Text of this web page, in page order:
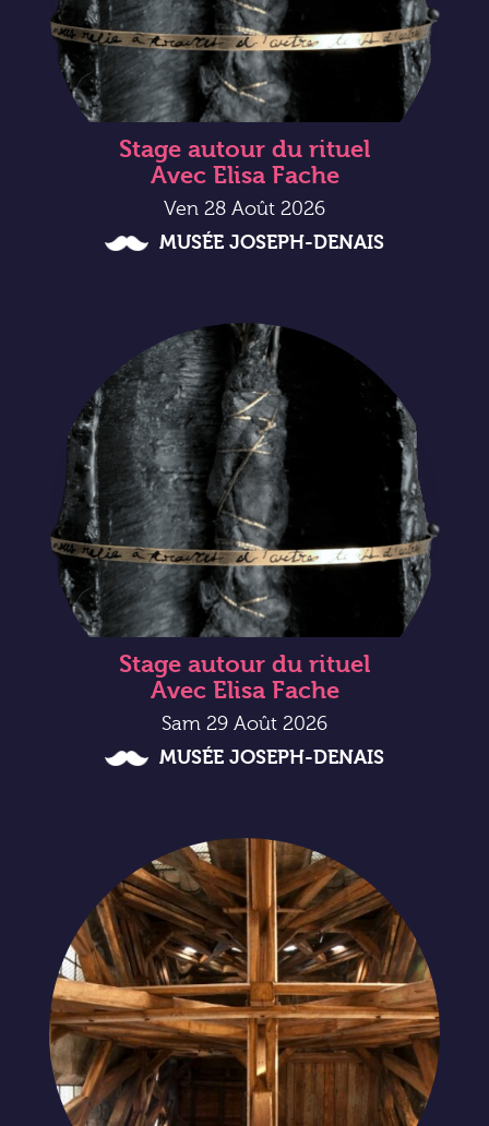
Stage autour du rituel
Avec Elisa Fache
Ven 28 Août 2026
MUSÉE JOSEPH-DENAIS
Stage autour du rituel
Avec Elisa Fache
Sam 29 Août 2026
MUSÉE JOSEPH-DENAIS